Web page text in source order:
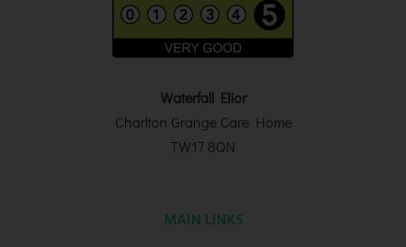
Waterfall Elior
Charlton Grange Care Home
TW17 8QN
MAIN LINKS